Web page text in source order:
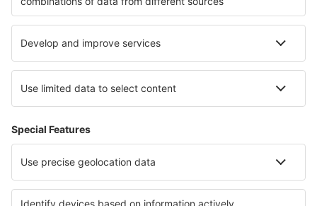
Hoteluri in Costa de la Luz Hoteluri in Principatul Asturia
Hoteluri in Costa del Maresme
Hoteluri in Port Said Hoteluri în Aspen